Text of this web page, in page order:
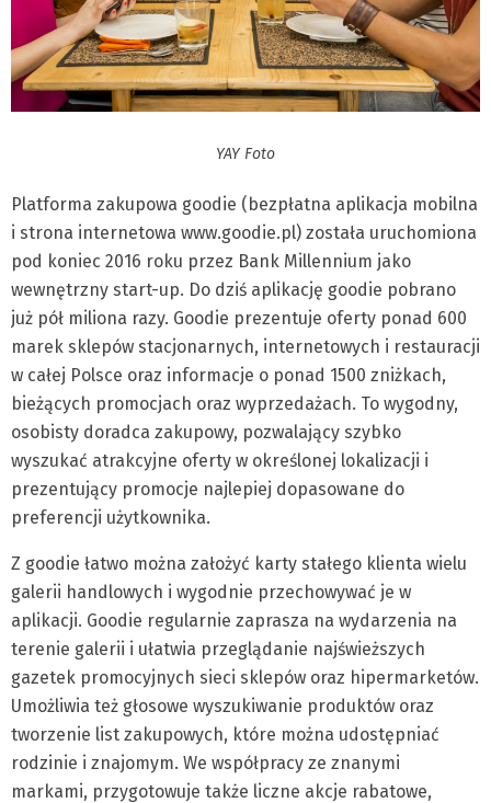
YAY Foto
Platforma zakupowa goodie (bezpłatna aplikacja mobilna
i strona internetowa www.goodie.pl) została uruchomiona
pod koniec 2016 roku przez Bank Millennium jako
wewnętrzny start-up. Do dziś aplikację goodie pobrano
już pół miliona razy. Goodie prezentuje oferty ponad 600
marek sklepów stacjonarnych, internetowych i restauracji
w całej Polsce oraz informacje o ponad 1500 zniżkach,
bieżących promocjach oraz wyprzedażach. To wygodny,
osobisty doradca zakupowy, pozwalający szybko
wyszukać atrakcyjne oferty w określonej lokalizacji i
prezentujący promocje najlepiej dopasowane do
preferencji użytkownika.
Z goodie łatwo można założyć karty stałego klienta wielu
galerii handlowych i wygodnie przechowywać je w
aplikacji. Goodie regularnie zaprasza na wydarzenia na
terenie galerii i ułatwia przeglądanie najświeższych
gazetek promocyjnych sieci sklepów oraz hipermarketów.
Umożliwia też głosowe wyszukiwanie produktów oraz
tworzenie list zakupowych, które można udostępniać
rodzinie i znajomym. We współpracy ze znanymi
markami, przygotowuje także liczne akcje rabatowe,